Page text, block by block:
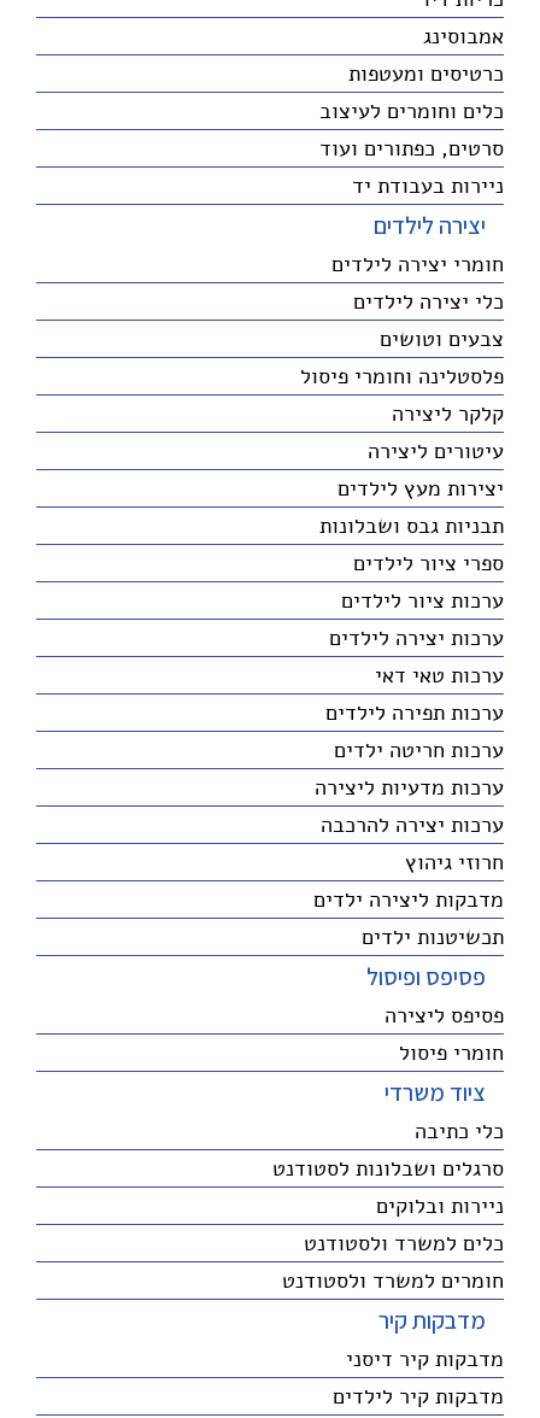
אמבוסינג
כרטיסים ומעטפות
כלים וחומרים לעיצוב
סרטים, כפתורים ועוד
ניירות בעבודת יד
יצירה לילדים
חומרי יצירה לילדים
כלי יצירה לילדים
צבעים וטושים
פלסטלינה וחומרי פיסול
קלקר ליצירה
עיטורים ליצירה
יצירות מעץ לילדים
תבניות גבס ושבלונות
ספרי ציור לילדים
ערכות ציור לילדים
ערכות יצירה לילדים
ערכות טאי דאי
ערכות תפירה לילדים
ערכות חריטה ילדים
ערכות מדעיות ליצירה
ערכות יצירה להרכבה
חרוזי גיהוץ
מדבקות ליצירה ילדים
תכשיטנות ילדים
פסיפס ופיסול
פסיפס ליצירה
חומרי פיסול
ציוד משרדי
כלי כתיבה
סרגלים ושבלונות לסטודנט
ניירות ובלוקים
כלים למשרד ולסטודנט
חומרים למשרד ולסטודנט
מדבקות קיר
מדבקות קיר דיסני
מדבקות קיר לילדים